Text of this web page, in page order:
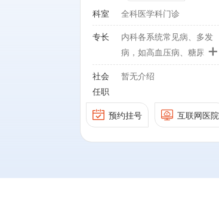
科室 全科医学科门诊
专长
内科各系统常见病、多发
病，如高血压病、糖尿
病、心脑血管疾病、慢性
肺病等有着丰富的临床经
检报告解读有丰富的临床
经验。
+
社会
任职
暂无介绍
预约挂号 互联网医院
社会任职：
1、主要研究方向为医防融
合、医险协同、幽门螺杆菌
感染、成人疫苗接种。
主持完成1项国家自然科学
基金青年项目，3项院内科
篇。参编书籍4部。